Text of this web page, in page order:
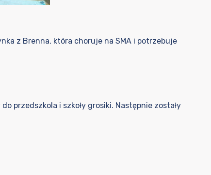
z Brenna, która choruje na SMA i potrzebuje
przedszkola i szkoły grosiki. Następnie zostały